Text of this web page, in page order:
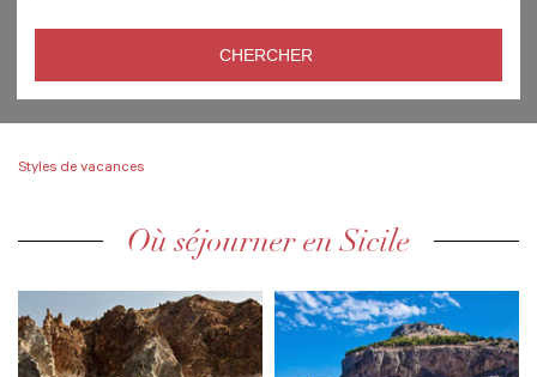
Styles de vacances
Où séjourner en Sicile